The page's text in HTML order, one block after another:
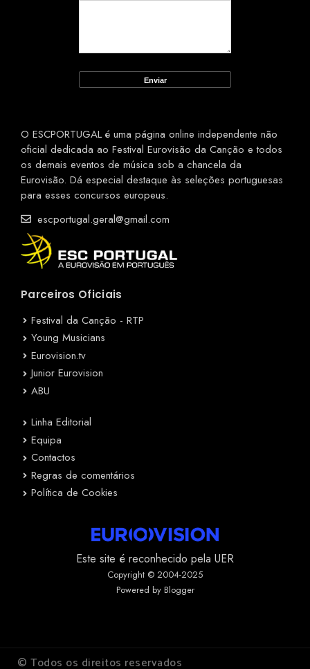
O ESCPORTUGAL é uma página online independente não
oficial dedicada ao Festival Eurovisão da Canção e todos
os demais eventos de música sob a chancela da
Eurovisão. Dá especial destaque às seleções portuguesas
para esses concursos europeus.
escportugal.geral@gmail.com
Parceiros Oficiais
Festival da Canção - RTP
Young Musicians
Eurovision.tv
Junior Eurovision
ABU
Linha Editorial
Equipa
Contactos
Regras de comentários
Política de Cookies
Este site é reconhecido pela UER
Copyright © 2004-2025
Powered by Blogger
© Todos os direitos reservados